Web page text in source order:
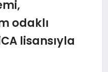
odaklı
lisansıyla